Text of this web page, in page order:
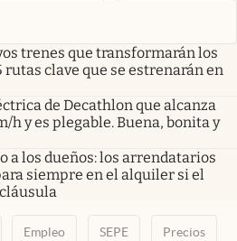
trenes que transformarán los
rutas clave que se estrenarán en
de Decathlon que alcanza
h y es plegable. Buena, bonita y
a los dueños: los arrendatarios
siempre en el alquiler si el
Empleo SEPE Precios